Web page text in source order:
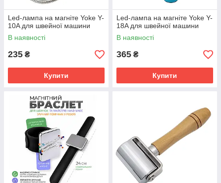
Led-лампа на магніте Yoke Y-
10A для швейної машини
В наявності
235 ₴
Купити
Led-лампа на магніте Yoke Y-
18A для швейної машини
В наявності
365 ₴
Купити